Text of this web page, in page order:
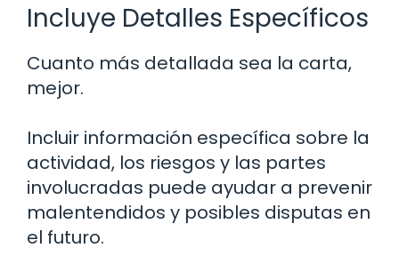
Incluye Detalles Específicos
Cuanto más detallada sea la carta,
mejor.
Incluir información específica sobre la
actividad, los riesgos y las partes
involucradas puede ayudar a prevenir
malentendidos y posibles disputas en
el futuro.